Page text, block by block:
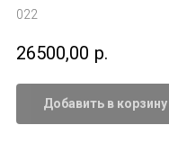
022
26500,00 р.
Добавить в корзину